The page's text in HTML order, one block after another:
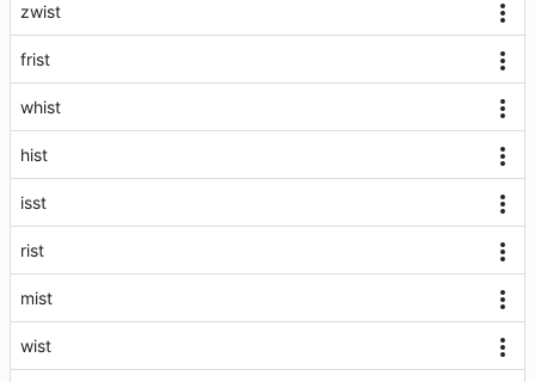
zwist
frist
whist
hist
isst
rist
mist
wist